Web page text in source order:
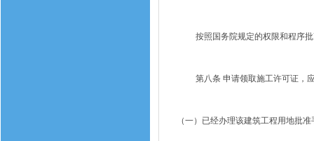
按照国务院规定的权限和程序
第八条 申请领取施工许可证，应
（一）已经办理该建筑工程用地批准